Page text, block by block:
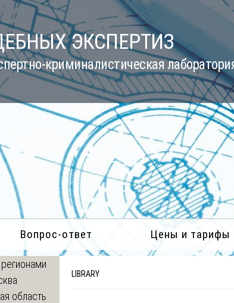
ЭКСПЕРТИЗ
криминалистическая
Вопрос-ответ Цены и тарифы
LIBRARY
область